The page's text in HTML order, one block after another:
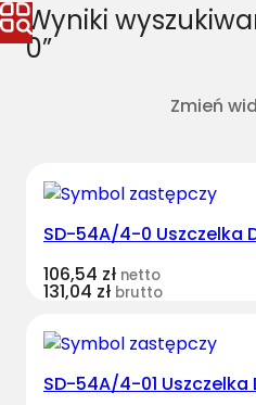
Wyniki
0”
Zmień
SD-54A/4-0 Uszczelka
106,54 zł netto
131,04 zł brutto
SD-54A/4-01 Uszczelka